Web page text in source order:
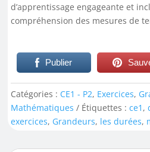
d’apprentissage engageante et
compréhension des mesures de
Publier
Catégories : CE1 - P2, Exercices,
Mathématiques
Étiquettes : ce1 ,
exercices, Grandeurs, les durées,